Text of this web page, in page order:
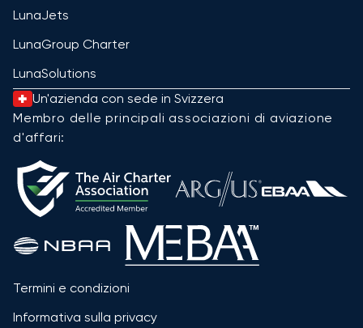
LunaJets
LunaGroup Charter
LunaSolutions
Un'azienda con sede in Svizzera
Membro delle principali associazioni di aviazione
d'affari:
Termini e condizioni
Informativa sulla privacy